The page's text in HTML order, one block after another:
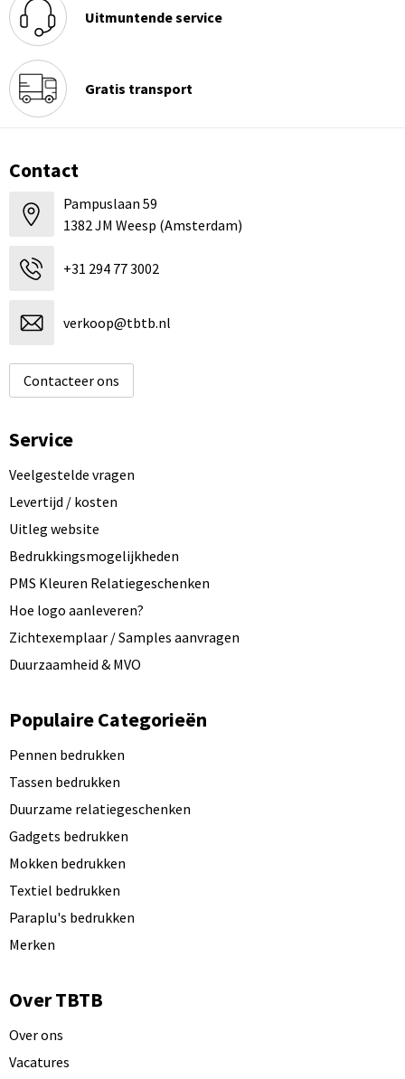
Uitmuntende service
Gratis transport
Contact
Pampuslaan 59
1382 JM Weesp (Amsterdam)
+31 294 77 3002
verkoop@tbtb.nl
Contacteer ons
Service
Veelgestelde vragen
Levertijd / kosten
Uitleg website
Bedrukkingsmogelijkheden
PMS Kleuren Relatiegeschenken
Hoe logo aanleveren?
Zichtexemplaar / Samples aanvragen
Duurzaamheid & MVO
Populaire Categorieën
Pennen bedrukken
Tassen bedrukken
Duurzame relatiegeschenken
Gadgets bedrukken
Mokken bedrukken
Textiel bedrukken
Paraplu's bedrukken
Merken
Over TBTB
Over ons
Vacatures